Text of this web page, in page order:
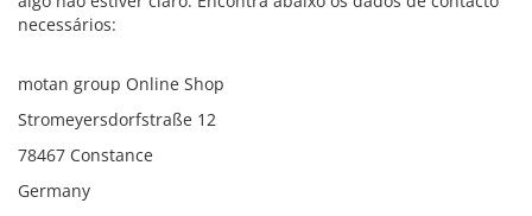
necessários:
motan group Online Shop
Stromeyersdorfstraße 12
78467 Constance
Germany